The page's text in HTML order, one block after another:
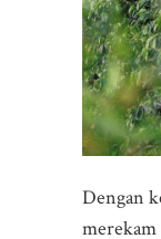
Dengan
merekam